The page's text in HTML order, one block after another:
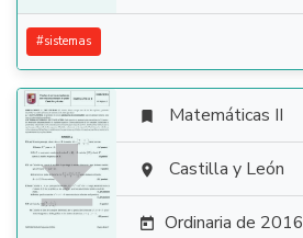
#sistemas

 Matemáticas II
 Castilla y León
 Ordinaria de 2016